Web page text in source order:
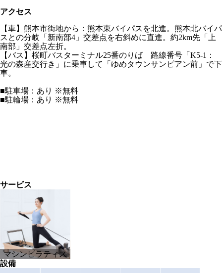
アクセス
【車】熊本市街地から：熊本東バイパスを北進。熊本北バイパ
スとの分岐「新南部4」交差点を右斜めに直進。約2km先「上
南部」交差点左折。
【バス】桜町バスターミナル25番のりば 路線番号「K5-1：
光の森産交行き」に乗車して「ゆめタウンサンピアン前」で下
車。
■駐車場：あり ※無料
■駐輪場：あり ※無料
サービス
マシンピラティス
設備